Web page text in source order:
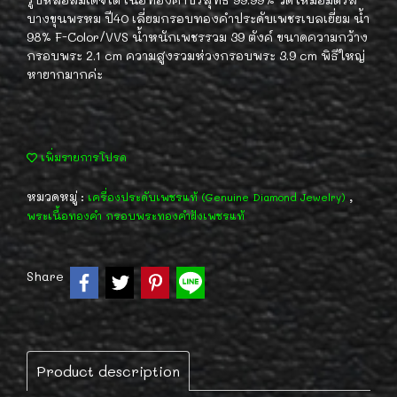
บางขุนพรหม ปี40 เลี่ยมกรอบทองคำประดับเพชรเบลเยี่ยม น้ำ
98% F-Color/VVS น้ำหนักเพชรรวม 39 ตังค์ ขนาดความกว้าง
กรอบพระ 2.1 cm ความสูงรวมห่วงกรอบพระ 3.9 cm พิธีใหญ่
หายากมากค่ะ
เพิ่มรายการโปรด
หมวดหมู่ : เครื่องประดับเพชรแท้ (Genuine Diamond Jewelry) ,
พระเนื้อทองคำ กรอบพระทองคำฝังเพชรแท้
Share
Product description